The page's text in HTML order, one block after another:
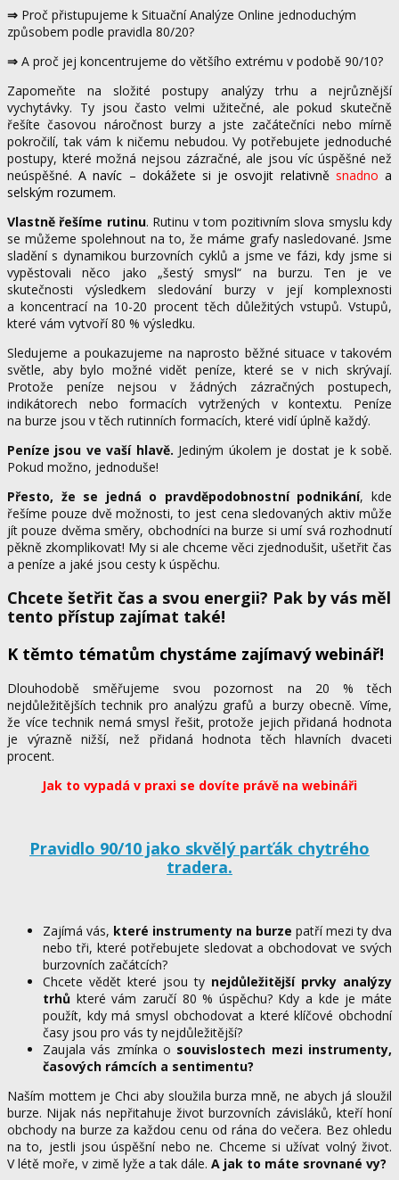
⇒ Proč přistupujeme k Situační Analýze Online jednoduchým
způsobem podle pravidla 80/20?
⇒ A proč jej koncentrujeme do většího extrému v podobě 90/10?
Zapomeňte na složité postupy analýzy trhu a nejrůznější
vychytávky. Ty jsou často velmi užitečné, ale pokud skutečně
řešíte časovou náročnost burzy a jste začátečníci nebo mírně
pokročilí, tak vám k ničemu nebudou. Vy potřebujete jednoduché
postupy, které možná nejsou zázračné, ale jsou víc úspěšné než
neúspěšné.A navíc – dokážete si je osvojit relativně snadnoa
selským rozumem.
Vlastně řešíme rutinu. Rutinu v tom pozitivním slova smyslu kdy
se můžeme spolehnout na to, že máme grafy nasledované. Jsme
sladění s dynamikou burzovních cyklů a jsme ve fázi, kdy jsme si
vypěstovali něco jako „šestý smysl“ na burzu. Ten je ve
skutečnosti výsledkem sledování burzy v její komplexnosti
a koncentrací na 10-20 procent těch důležitých vstupů. Vstupů,
které vám vytvoří 80 % výsledku.
Sledujeme a poukazujeme na naprosto běžné situace v takovém
světle, aby bylo možné vidět peníze, které se v nich skrývají.
Protože peníze nejsou v žádných zázračných postupech,
indikátorech nebo formacích vytržených v kontextu. Peníze
na burze jsou v těch rutinních formacích, které vidí úplně každý.
Peníze jsou ve vaší hlavě. Jediným úkolem je dostat je k sobě.
Pokud možno, jednoduše!
Přesto, že se jedná o pravděpodobnostní podnikání, kde
řešíme pouze dvě možnosti, to jest cena sledovaných aktiv může
jít pouze dvěma směry, obchodníci na burze si umí svá rozhodnutí
pěkně zkomplikovat! My si ale chceme věci zjednodušit, ušetřit čas
a peníze a jaké jsou cesty k úspěchu.
Chcete šetřit čas a svou energii? Pak by vás měl
tento přístup zajímat také!
K těmto tématům chystáme zajímavý webinář!
Dlouhodobě směřujeme svou pozornost na 20 % těch
nejdůležitějších technik pro analýzu grafů a burzy obecně. Víme,
že více technik nemá smysl řešit, protože jejich přidaná hodnota
je výrazně nižší, než přidaná hodnota těch hlavních dvaceti
procent.
Jak to vypadá v praxi se dovíte právě na webináři
Pravidlo 90/10 jako skvělý parťák chytrého
tradera.
Zajímá vás, které instrumenty na burze patří mezi ty dva
nebo tři, které potřebujete sledovat a obchodovat ve svých
burzovních začátcích?
Chcete vědět které jsou ty nejdůležitější prvky analýzy
trhů které vám zaručí 80 % úspěchu? Kdy a kde je máte
použít, kdy má smysl obchodovat a které klíčové obchodní
časy jsou pro vás ty nejdůležitější?
Zaujala vás zmínka o souvislostech mezi instrumenty,
časových rámcích a sentimentu?
Naším mottem je Chci aby sloužila burza mně, ne abych já sloužil
burze. Nijak nás nepřitahuje život burzovních závisláků, kteří honí
obchody na burze za každou cenu od rána do večera. Bez ohledu
na to, jestli jsou úspěšní nebo ne. Chceme si užívat volný život.
V létě moře, v zimě lyže a tak dále. A jak to máte srovnané vy?